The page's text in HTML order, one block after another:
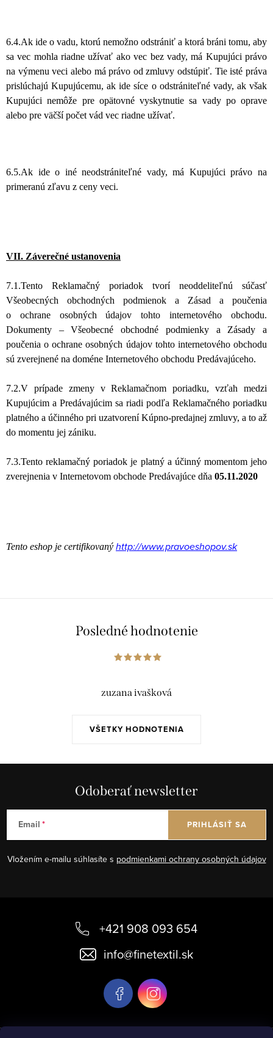
6.4.Ak ide o vadu, ktorú nemožno odstrániť a ktorá bráni tomu, aby
sa vec mohla riadne užívať ako vec bez vady, má Kupujúci právo
na výmenu veci alebo má právo od zmluvy odstúpiť. Tie isté práva
prislúchajú Kupujúcemu, ak ide síce o odstrániteľné vady, ak však
Kupujúci nemôže pre opätovné vyskytnutie sa vady po oprave
alebo pre väčší počet vád vec riadne užívať.
6.5.Ak ide o iné neodstrániteľné vady, má Kupujúci právo na
primeranú zľavu z ceny veci.
VII. Záverečné ustanovenia
7.1.Tento Reklamačný poriadok tvorí neoddeliteľnú súčasť
Všeobecných obchodných podmienok a Zásad a poučenia
o ochrane osobných údajov tohto internetového obchodu.
Dokumenty – Všeobecné obchodné podmienky a Zásady a
poučenia o ochrane osobných údajov tohto internetového obchodu
sú zverejnené na doméne Internetového obchodu Predávajúceho.
7.2.V prípade zmeny v Reklamačnom poriadku, vzťah medzi
Kupujúcim a Predávajúcim sa riadi podľa Reklamačného poriadku
platného a účinného pri uzatvorení Kúpno-predajnej zmluvy, a to až
do momentu jej zániku.
7.3.Tento reklamačný poriadok je platný a účinný momentom jeho
zverejnenia v Internetovom obchode Predávajúce dňa 05.11.2020
Tento eshop je certifikovaný http://www.pravoeshopov.sk
Posledné hodnotenie
VŠETKY HODNOTENIA
zuzana ivašková
Odoberať newsletter
Email
Vložením e-mailu súhlasíte s podmienkami ochrany osobných údajov
PRIHLÁSIŤ SA
e
+421 908 093 654
info@finetextil.sk